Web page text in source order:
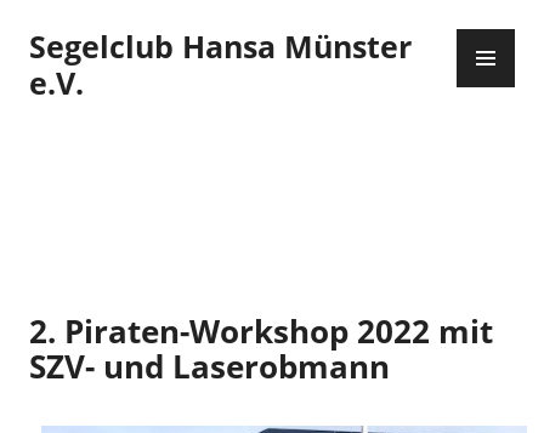
Inhalt
springen
Segelclub Hansa Münster
e.V.
2. Piraten-Workshop 2022 mit
SZV- und Laserobmann